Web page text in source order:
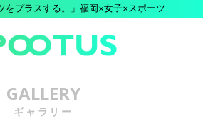
をプラスする。」福岡×女子×スポーツ
GALLERY
ギャラリー